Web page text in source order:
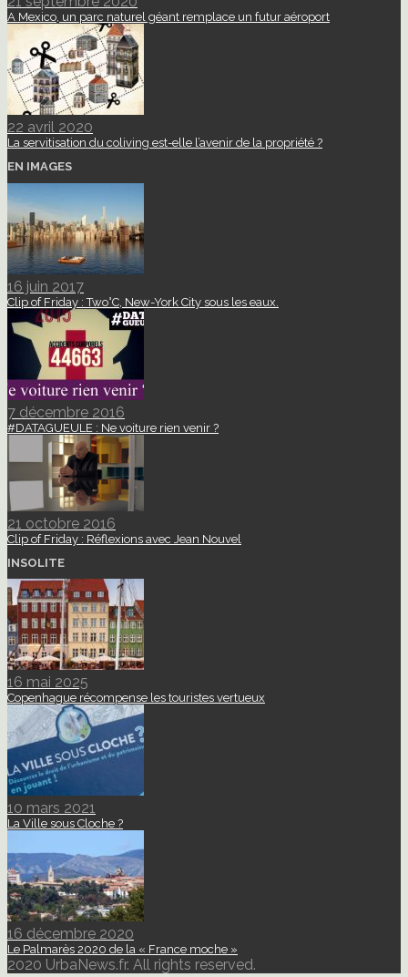
A Mexico, un parc naturel géant remplace un futur aéroport
22 avril 2020
La servitisation du coliving est-elle l’avenir de la propriété ?
EN IMAGES
16 juin 2017
Clip of Friday : Two°C, New-York City sous les eaux.
7 décembre 2016
#DATAGUEULE : Ne voiture rien venir ?
21 octobre 2016
Clip of Friday : Réflexions avec Jean Nouvel
INSOLITE
16 mai 2025
Copenhague récompense les touristes vertueux
10 mars 2021
La Ville sous Cloche ?
16 décembre 2020
Le Palmarès 2020 de la « France moche »
2020 UrbaNews.fr. All rights reserved.